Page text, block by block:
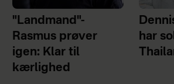
"Landmand"-
Rasmus prøver
igen: Klar til
kærlighed
har